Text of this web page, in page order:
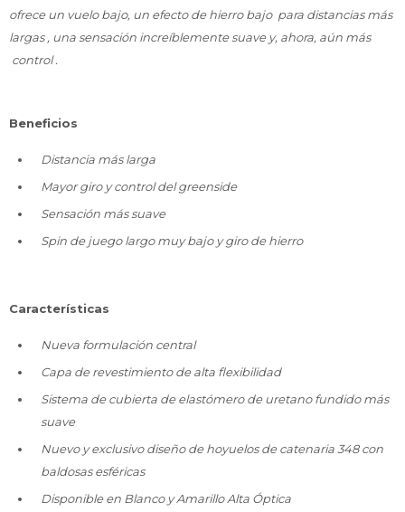
ofrece un vuelo bajo, un efecto de hierro bajo para distancias más
largas , una sensación increíblemente suave y, ahora, aún más
control .
Beneficios
Distancia más larga
Mayor giro y control del greenside
Sensación más suave
Spin de juego largo muy bajo y giro de hierro
Características
Nueva formulación central
Capa de revestimiento de alta flexibilidad
Sistema de cubierta de elastómero de uretano fundido más
suave
Nuevo y exclusivo diseño de hoyuelos de catenaria 348 con
baldosas esféricas
Disponible en Blanco y Amarillo Alta Óptica